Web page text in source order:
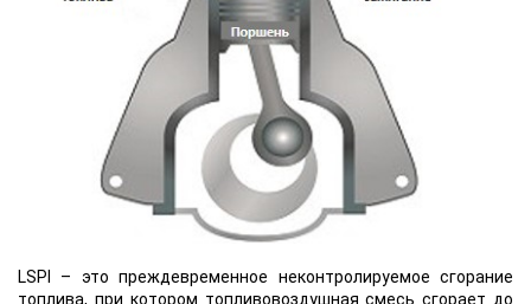
LSPI – это преждевременное неконтролируемое сгорание
топлива, при котором топливовоздушная смесь сгорает до